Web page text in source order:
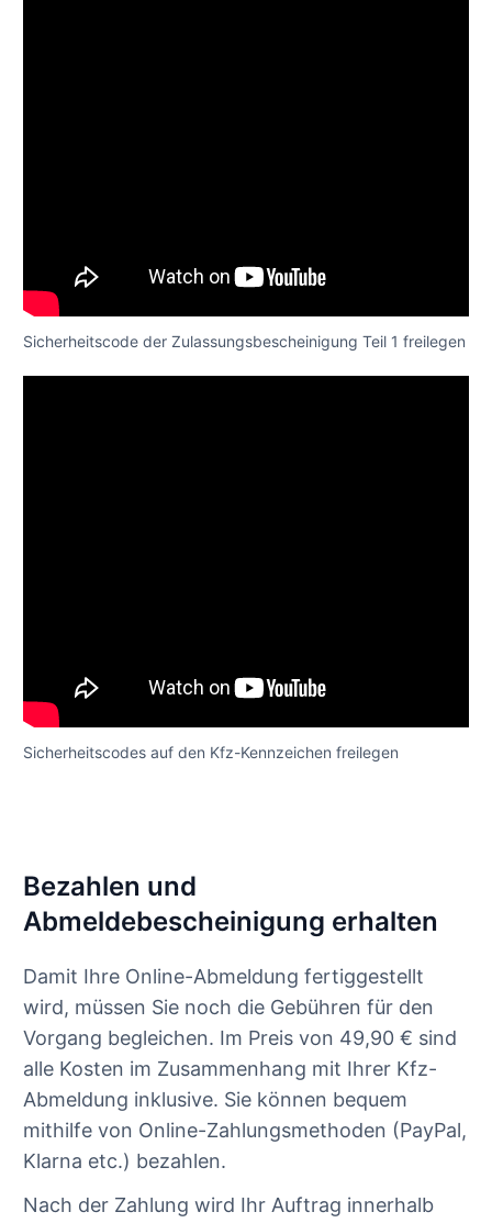
Sicherheitscode der Zulassungsbescheinigung Teil 1 freilegen
Sicherheitscodes auf den Kfz-Kennzeichen freilegen
Bezahlen und
Abmeldebescheinigung erhalten
Damit Ihre Online-Abmeldung fertiggestellt
wird, müssen Sie noch die Gebühren für den
Vorgang begleichen. Im Preis von 49,90 € sind
alle Kosten im Zusammenhang mit Ihrer Kfz-
Abmeldung inklusive. Sie können bequem
mithilfe von Online-Zahlungsmethoden (PayPal,
Klarna etc.) bezahlen.
Nach der Zahlung wird Ihr Auftrag innerhalb